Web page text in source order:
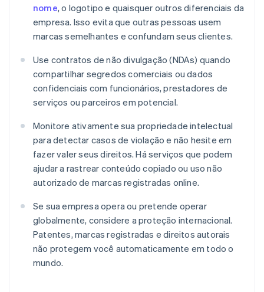
nome, o logotipo e quaisquer outros diferenciais da
empresa. Isso evita que outras pessoas usem
marcas semelhantes e confundam seus clientes.
Use contratos de não divulgação (NDAs) quando
compartilhar segredos comerciais ou dados
confidenciais com funcionários, prestadores de
serviços ou parceiros em potencial.
Monitore ativamente sua propriedade intelectual
para detectar casos de violação e não hesite em
fazer valer seus direitos. Há serviços que podem
ajudar a rastrear conteúdo copiado ou uso não
autorizado de marcas registradas online.
Se sua empresa opera ou pretende operar
globalmente, considere a proteção internacional.
Patentes, marcas registradas e direitos autorais
não protegem você automaticamente em todo o
mundo.